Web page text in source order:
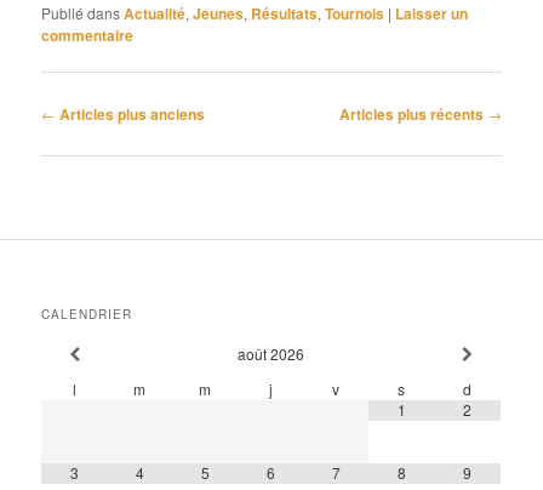
Publié dansActualité,Jeunes, Résultats,Tournois | Laisser un
commentaire
Navigation
articles
← Articles plus anciens Articles plus récents →
CALENDRIER
août 2026
l
m m j v s
d
1
2
3 4 5 6 7 8 9